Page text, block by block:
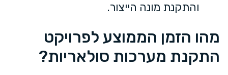
והתקנת מונה הייצור.
מהו הזמן הממוצע לפרויקט
התקנת מערכות סולאריות?